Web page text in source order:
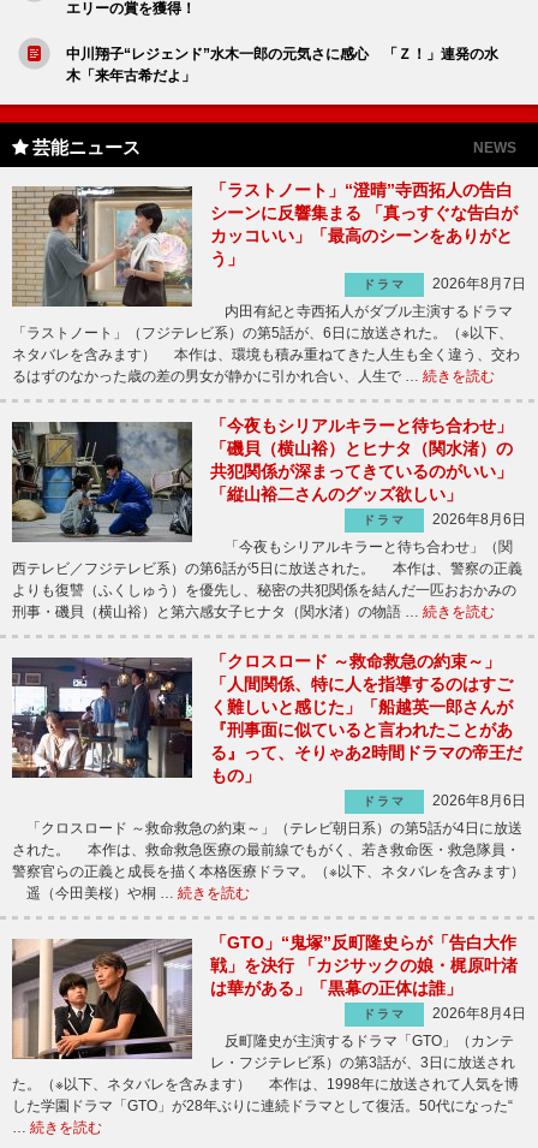
エリーの賞を獲得！
中川翔子“レジェンド”水木一郎の元気さに感心 「Ｚ！」連発の水
木「来年古希だよ」
芸能ニュース NEWS
「ラストノート」“澄晴”寺西拓人の告白
シーンに反響集まる 「真っすぐな告白が
カッコいい」「最高のシーンをありがと
う」
ドラマ
2026年8月7日
内田有紀と寺西拓人がダブル主演するドラマ
「ラストノート」（フジテレビ系）の第5話が、6日に放送された。（※以下、
ネタバレを含みます） 本作は、環境も積み重ねてきた人生も全く違う、交わ
るはずのなかった歳の差の男女が静かに引かれ合い、人生で … 続きを読む
「今夜もシリアルキラーと待ち合わせ」
「磯貝（横山裕）とヒナタ（関水渚）の
共犯関係が深まってきているのがいい」
「縦山裕二さんのグッズ欲しい」
ドラマ
2026年8月6日
「今夜もシリアルキラーと待ち合わせ」（関
西テレビ／フジテレビ系）の第6話が5日に放送された。 本作は、警察の正義
よりも復讐（ふくしゅう）を優先し、秘密の共犯関係を結んだ一匹おおかみの
刑事・磯貝（横山裕）と第六感女子ヒナタ（関水渚）の物語 … 続きを読む
「クロスロード ～救命救急の約束～」
「人間関係、特に人を指導するのはすご
く難しいと感じた」「船越英一郎さんが
『刑事面に似ていると言われたことがあ
る』って、そりゃあ2時間ドラマの帝王だ
もの」
ドラマ
2026年8月6日
「クロスロード ～救命救急の約束～」（テレビ朝日系）の第5話が4日に放送
された。 本作は、救命救急医療の最前線でもがく、若き救命医・救急隊員・
警察官らの正義と成長を描く本格医療ドラマ。（※以下、ネタバレを含みます）
遥（今田美桜）や桐 … 続きを読む
「GTO」“鬼塚”反町隆史らが「告白大作
戦」を決行 「カジサックの娘・梶原叶渚
は華がある」「黒幕の正体は誰」
ドラマ
2026年8月4日
反町隆史が主演するドラマ「GTO」（カンテ
レ・フジテレビ系）の第3話が、3日に放送され
た。（※以下、ネタバレを含みます） 本作は、1998年に放送されて人気を博
した学園ドラマ「GTO」が28年ぶりに連続ドラマとして復活。50代になった“
… 続きを読む